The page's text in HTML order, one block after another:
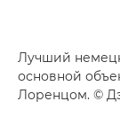
Лучший
основной
Лоренцом. ©